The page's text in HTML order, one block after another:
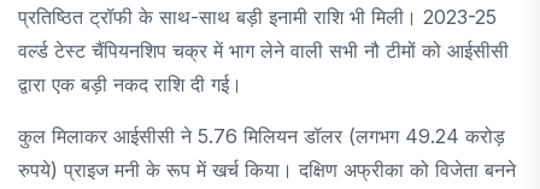
प्रतिष्ठित ट्रॉफी के साथ-साथ बड़ी इनामी राशि भी मिली। 2023-25
वर्ल्ड टेस्ट चैंपियनशिप चक्र में भाग लेने वाली सभी नौ टीमों को आईसीसी
द्वारा एक बड़ी नकद राशि दी गई।
कुल मिलाकर आईसीसी ने 5.76 मिलियन डॉलर (लगभग 49.24 करोड़
रुपये) प्राइज मनी के रूप में खर्च किया। दक्षिण अफ्रीका को विजेता बनने